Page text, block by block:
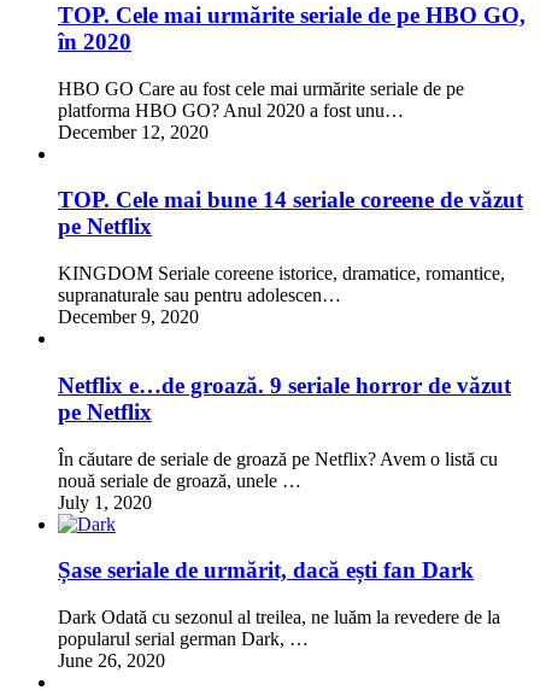
TOP. Cele mai urmărite seriale de pe HBO GO,
în 2020
HBO GO Care au fost cele mai urmărite seriale de pe
platforma HBO GO? Anul 2020 a fost unu…
December 12, 2020
TOP. Cele mai bune 14 seriale coreene de văzut
pe Netflix
KINGDOM Seriale coreene istorice, dramatice, romantice,
supranaturale sau pentru adolescen…
December 9, 2020
Netflix e…de groază. 9 seriale horror de văzut
pe Netflix
În căutare de seriale de groază pe Netflix? Avem o listă cu
nouă seriale de groază, unele …
July 1, 2020
Șase seriale de urmărit, dacă ești fan Dark
Dark Odată cu sezonul al treilea, ne luăm la revedere de la
popularul serial german Dark, …
June 26, 2020